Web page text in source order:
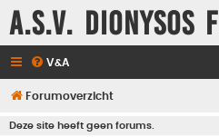
A.S.V. Dionysos
V&A
Forumoverzicht
Deze site heeft geen forums.